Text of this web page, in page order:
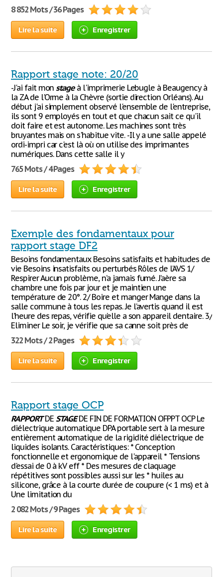
8 852 Mots / 36 Pages
Lire la suite Enregistrer
Rapport stage note: 20/20
-J'ai fait monstageà l'imprimerie Lebugle à Beaugency à
la ZA de l'Orme à la Chèvre (sortie direction Orléans). Au
début j'ai simplement observé l'ensemble de l'entreprise,
ils sont 9 employés en tout et que chacun sait ce qu'il
doit faire et est autonome. Les machines sont très
bruyantes mais on s'habitue vite. -Il y a une salle appelé
ordi-impri car c'est là où on utilise des imprimantes
numériques. Dans cette salle il y
765 Mots / 4 Pages
Lire la suite Enregistrer
Exemple des fondamentaux pour
rapport stage DF2
Besoins fondamentaux Besoins satisfaits et habitudes de
vie Besoins insatisfaits ou perturbés Rôles de l’AVS 1/
Respirer Aucun problème, n’a jamais fumé. J’aère sa
chambre une fois par jour et je maintien une
température de 20°. 2/ Boire et manger Mange dans la
salle commune à tous les repas. Je l’avertis quand il est
l’heure des repas, vérifie qu’elle a son appareil dentaire. 3/
Eliminer Le soir, je vérifie que sa canne soit près de
322 Mots / 2 Pages
Lire la suite Enregistrer
Rapport stage OCP
RAPPORTDE STAGEDE FIN DE FORMATION OFPPT OCP Le
diélectrique automatique DPA portable sert à la mesure
entièrement automatique de la rigidité diélectrique de
liquides isolants. Caractéristiques: * Conception
fonctionnelle et ergonomique de l'appareil * Tensions
d'essai de 0 à kV eff * Des mesures de claquage
répétitives sont possibles aussi sur les * huiles au
silicone, grâce à la courte durée de coupure (< 1 ms) et à
Une limitation du
2 082 Mots / 9 Pages
Lire la suite Enregistrer